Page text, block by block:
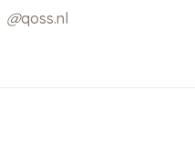
@qoss.nl